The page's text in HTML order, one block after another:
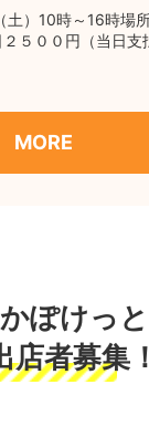
）10時～16時場
５００円（当日
MORE
ぽけっ
者募集！